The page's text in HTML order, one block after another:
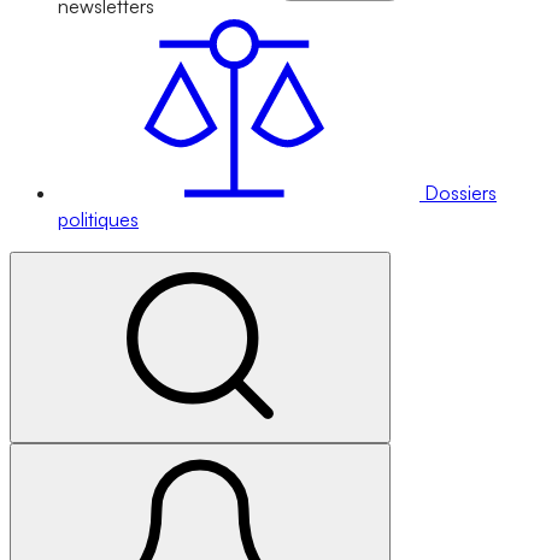
newsletters
Dossiers
politiques